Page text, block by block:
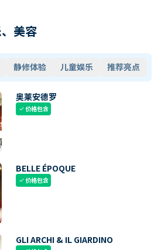
美容
静修体验 儿童娱乐 推荐亮点
奥莱安德罗
check价格包含
BELLE ÉPOQUE
check价格包含
GLI ARCHI & IL GIARDINO